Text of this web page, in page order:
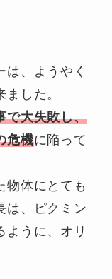
、ようやく
した。
で大失敗し、
危機に陥って
物体にとても
は、ピクミン
ように、オリ